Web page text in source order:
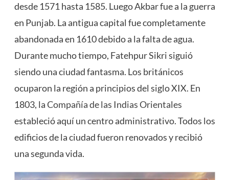
desde 1571 hasta 1585. Luego Akbar fue a la guerra
en Punjab. La antigua capital fue completamente
abandonada en 1610 debido a la falta de agua.
Durante mucho tiempo, Fatehpur Sikri siguió
siendo una ciudad fantasma. Los británicos
ocuparon la región a principios del siglo XIX. En
1803, laCompañía de las Indias Orientales
estableció aquí un centro administrativo. Todos los
edificios de la ciudad fueron renovados y recibió
una segunda vida.